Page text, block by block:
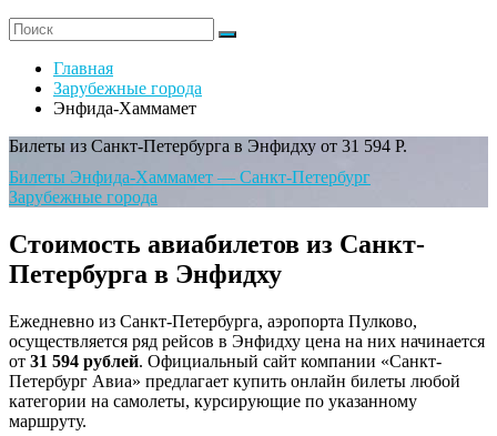
Главная
Зарубежные города
Энфида-Хаммамет
Билеты из Санкт-Петербурга в Энфидху от 31 594 Р.
Билеты Энфида-Хаммамет — Санкт-Петербург
Зарубежные города
Стоимость авиабилетов из Санкт-
Петербурга в Энфидху
Ежедневно из Санкт-Петербурга, аэропорта Пулково,
осуществляется ряд рейсов в Энфидху цена на них начинается
от 31 594 рублей. Официальный сайт компании «Санкт-
Петербург Авиа» предлагает купить онлайн билеты любой
категории на самолеты, курсирующие по указанному
маршруту.